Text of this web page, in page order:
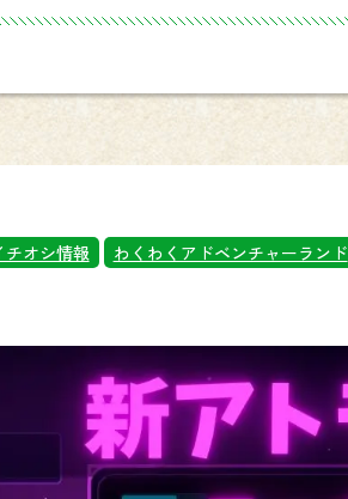
チオシ情報 わくわくアドベンチャーランド